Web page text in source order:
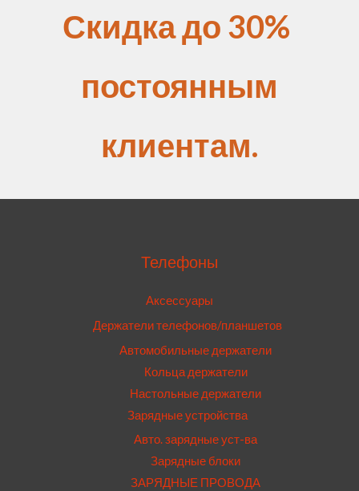
Скидка до 30%
постоянным
клиентам.
Телефоны
Аксессуары
Держатели телефонов/планшетов
Автомобильные держатели
Кольца держатели
Настольные держатели
Зарядные устройства
Авто. зарядные уст-ва
Зарядные блоки
ЗАРЯДНЫЕ ПРОВОДА